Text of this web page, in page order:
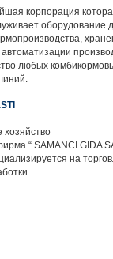
корпорация
оборудование
любых
хозяйство
“ SAMANCI GIDA
на